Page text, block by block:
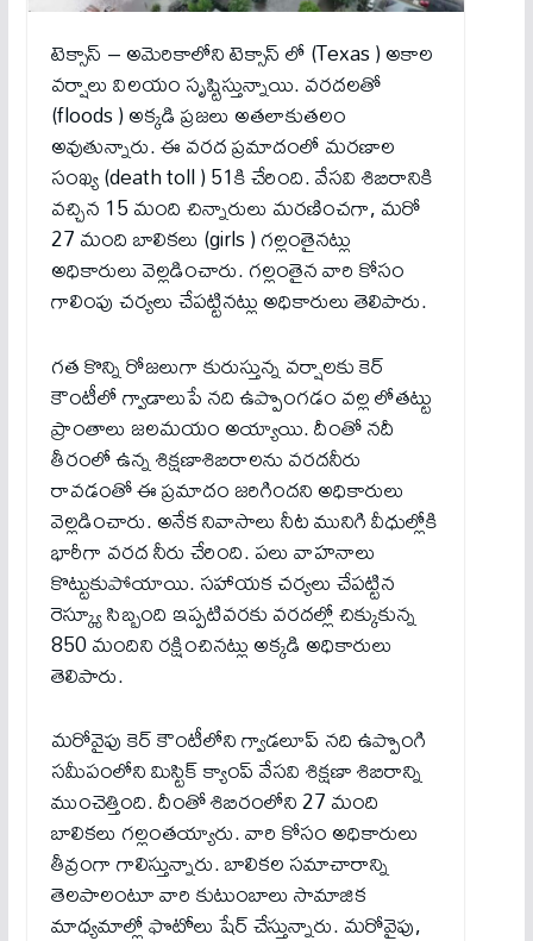
టెక్సాస్ – అమెరికాలోని టెక్సాస్ లో (Texas ) అకాల
వర్షాలు విలయం సృష్టిస్తున్నాయి. వరదలతో
(floods ) అక్కడి ప్రజలు అతలాకుతలం
అవుతున్నారు. ఈ వరద ప్రమాదంలో మరణాల
సంఖ్య (death toll ) 51కి చేరింది. వేసవి శిబిరానికి
వచ్చిన 15 మంది చిన్నారులు మరణించగా, మరో
27 మంది బాలికలు (girls ) గల్లంతైనట్లు
అధికారులు వెల్లడించారు. గల్లంతైన వారి కోసం
గాలింపు చర్యలు చేపట్టినట్లు అధికారులు తెలిపారు.
గత కొన్ని రోజలుగా కురుస్తున్న వర్షాలకు కెర్​
కౌంటీలో గ్వాడాలుపే నది ఉప్పొంగడం వల్ల లోతట్టు
ప్రాంతాలు జలమయం అయ్యాయి. దీంతో నదీ
తీరంలో ఉన్న శిక్షణాశిబిరాలను వరదనీరు
రావడంతో ఈ ప్రమాదం జరిగిందని అధికారులు
వెల్లడించారు. అనేక నివాసాలు నీట మునిగి వీధుల్లోకి
భారీగా వరద నీరు చేరింది. పలు వాహనాలు
కొట్టుకుపోయాయి. సహాయక చర్యలు చేపట్టిన
రెస్క్యూ సిబ్బంది ఇప్పటివరకు వరదల్లో చిక్కుకున్న
850 మందిని రక్షించినట్లు అక్కడి అధికారులు
తెలిపారు.
మరోవైపు కెర్‌ కౌంటీలోని గ్వాడలూప్‌ నది ఉప్పొంగి
సమీపంలోని మిస్టిక్‌ క్యాంప్‌ వేసవి శిక్షణా శిబిరాన్ని
ముంచెత్తింది. దీంతో శిబిరంలోని 27 మంది
బాలికలు గల్లంతయ్యారు. వారి కోసం అధికారులు
తీవ్రంగా గాలిస్తున్నారు. బాలికల సమాచారాన్ని
తెలపాలంటూ వారి కుటుంబాలు సామాజిక
మాధ్యమాల్లో ఫొటోలు షేర్‌ చేస్తున్నారు. మరోవైపు,